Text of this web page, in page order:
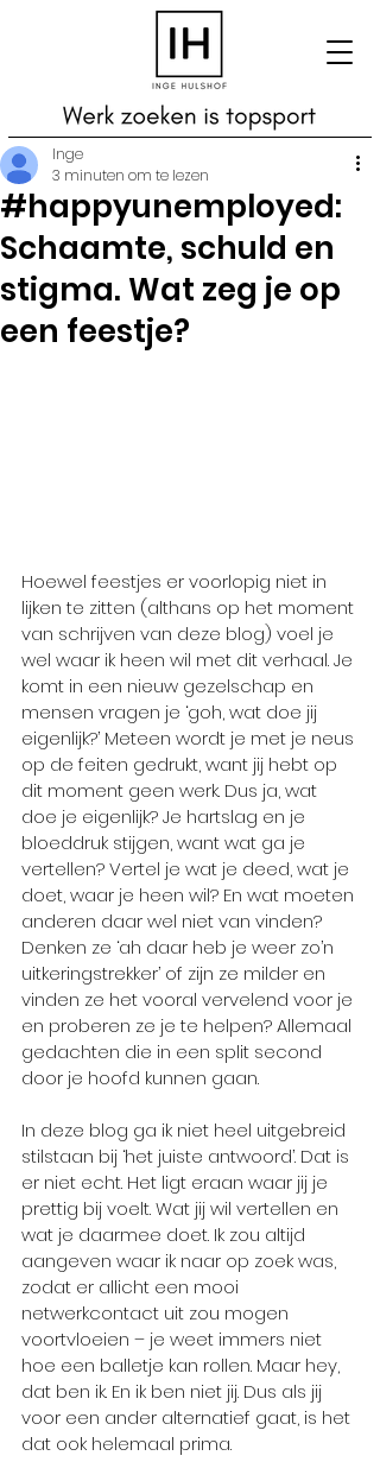
#happyunemployed:
Schaamte, schuld en
stigma. Wat zeg je op
een feestje?
Inge
3 minuten om te lezen
Hoewel feestjes er voorlopig niet in
lijken te zitten (althans op het moment
van schrijven van deze blog) voel je
wel waar ik heen wil met dit verhaal. Je
komt in een nieuw gezelschap en
mensen vragen je ‘goh, wat doe jij
eigenlijk?’ Meteen wordt je met je neus
op de feiten gedrukt, want jij hebt op
dit moment geen werk. Dus ja, wat
doe je eigenlijk? Je hartslag en je
bloeddruk stijgen, want wat ga je
vertellen? Vertel je wat je deed, wat je
doet, waar je heen wil? En wat moeten
anderen daar wel niet van vinden?
Denken ze ‘ah daar heb je weer zo’n
uitkeringstrekker’ of zijn ze milder en
vinden ze het vooral vervelend voor je
en proberen ze je te helpen? Allemaal
gedachten die in een split second
door je hoofd kunnen gaan.
In deze blog ga ik niet heel uitgebreid
stilstaan bij ‘het juiste antwoord’. Dat is
er niet echt. Het ligt eraan waar jij je
prettig bij voelt. Wat jij wil vertellen en
wat je daarmee doet. Ik zou altijd
aangeven waar ik naar op zoek was,
zodat er allicht een mooi
netwerkcontact uit zou mogen
voortvloeien – je weet immers niet
hoe een balletje kan rollen. Maar hey,
dat ben ik. En ik ben niet jij. Dus als jij
voor een ander alternatief gaat, is het
dat ook helemaal prima.